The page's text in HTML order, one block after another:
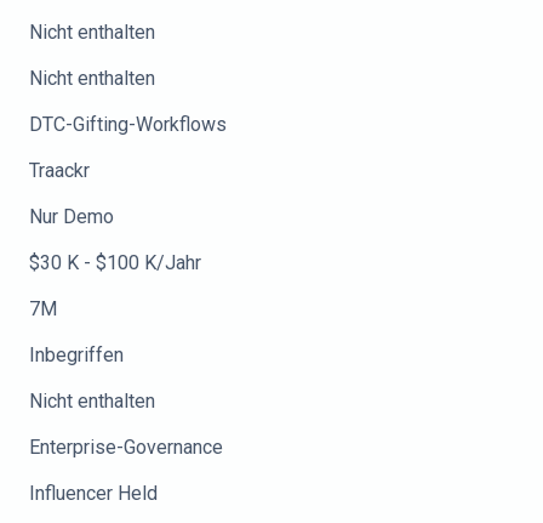
Nicht enthalten
Nicht enthalten
DTC-Gifting-Workflows
Traackr
Nur Demo
$30 K - $100 K/Jahr
7M
Inbegriffen
Nicht enthalten
Enterprise-Governance
Influencer Held